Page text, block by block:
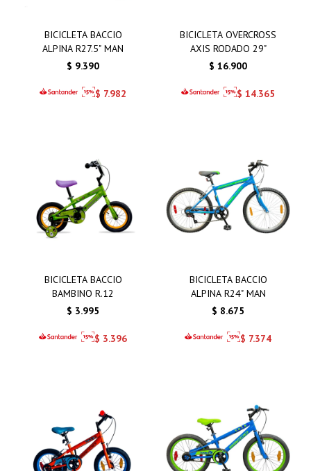
BICICLETA BACCIO
ALPINA R27.5" MAN
$ 9.390
$ 7.982
BICICLETA OVERCROSS
AXIS RODADO 29"
$ 16.900
$ 14.365
BICICLETA BACCIO
BAMBINO R.12
$ 3.995
$ 3.396
BICICLETA BACCIO
ALPINA R24" MAN
$ 8.675
$ 7.374